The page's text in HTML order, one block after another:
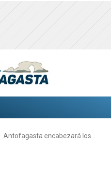
Antofagasta encabezará los…